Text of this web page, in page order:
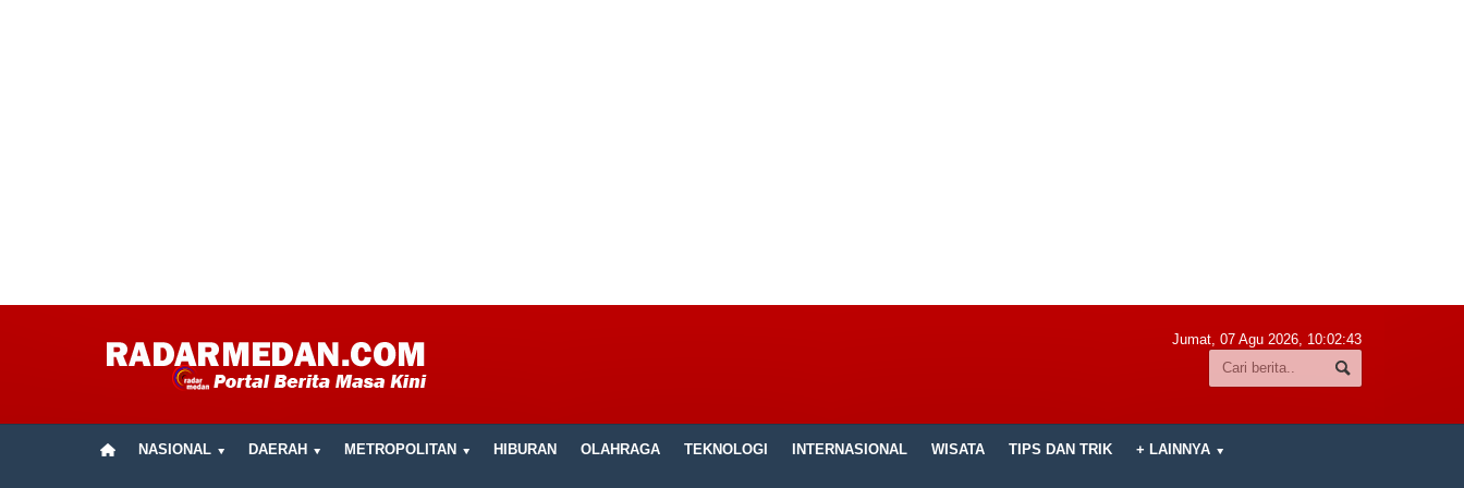
Jumat, 07 Agu 2026, 10:02:44
NASIONAL DAERAH METROPOLITAN HIBURAN OLAHRAGA TEKNOLOGI INTERNASIONAL WISATA TIPS DAN TRIK + LAINNYA